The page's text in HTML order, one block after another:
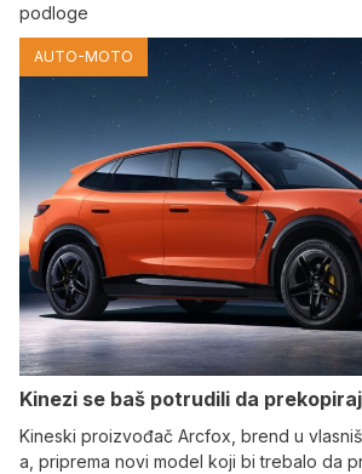
podloge
AUTO-MOTO
Kinezi se baš potrudili da
Kineski proizvođač Arcfox, brend u
a, priprema novi model koji bi trebalo da